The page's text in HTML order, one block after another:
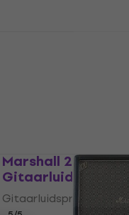
Marshall 1960AX
Marshall 2551AV
Gitaarluidspreker
Gitaarluidspreker